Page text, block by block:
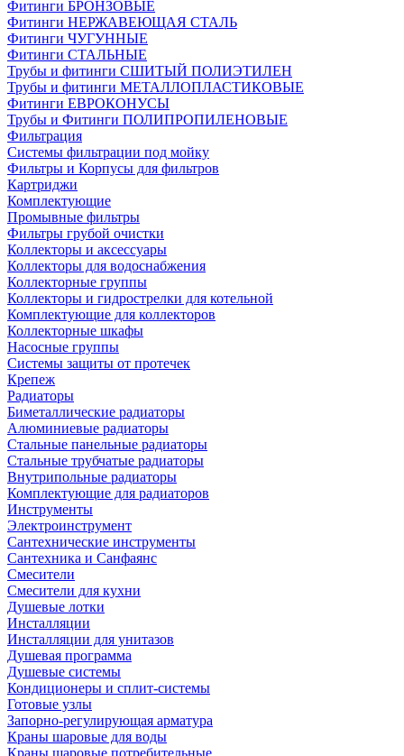
Фитинги БРОНЗОВЫЕ
Фитинги НЕРЖАВЕЮЩАЯ СТАЛЬ
Фитинги ЧУГУННЫЕ
Фитинги СТАЛЬНЫЕ
Трубы и фитинги СШИТЫЙ ПОЛИЭТИЛЕН
Трубы и фитинги МЕТАЛЛОПЛАСТИКОВЫЕ
Фитинги ЕВРОКОНУСЫ
Трубы и Фитинги ПОЛИПРОПИЛЕНОВЫЕ
Фильтрация
Системы фильтрации под мойку
Фильтры и Корпусы для фильтров
Картриджи
Комплектующие
Промывные фильтры
Фильтры грубой очистки
Коллекторы и аксессуары
Коллекторы для водоснабжения
Коллекторные группы
Коллекторы и гидрострелки для котельной
Комплектующие для коллекторов
Коллекторные шкафы
Насосные группы
Системы защиты от протечек
Крепеж
Радиаторы
Биметаллические радиаторы
Алюминиевые радиаторы
Стальные панельные радиаторы
Стальные трубчатые радиаторы
Внутрипольные радиаторы
Комплектующие для радиаторов
Инструменты
Электроинструмент
Сантехнические инструменты
Сантехника и Санфаянс
Смесители
Смесители для кухни
Душевые лотки
Инсталляции
Инсталляции для унитазов
Душевая программа
Душевые системы
Кондиционеры и сплит-системы
Готовые узлы
Запорно-регулирующая арматура
Краны шаровые для воды
Краны шаровые потребительные